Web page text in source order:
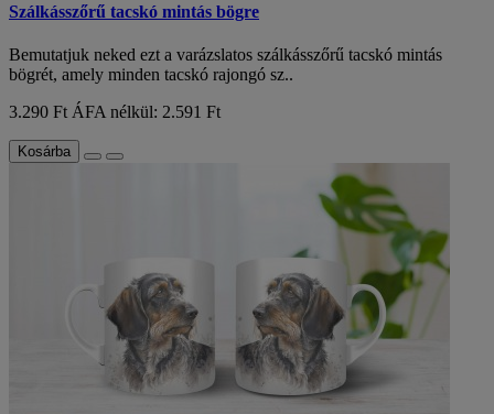
Szálkásszőrű tacskó mintás bögre
Bemutatjuk neked ezt a varázslatos szálkásszőrű tacskó mintás
bögrét, amely minden tacskó rajongó sz..
3.290 Ft ÁFA nélkül: 2.591 Ft
Kosárba